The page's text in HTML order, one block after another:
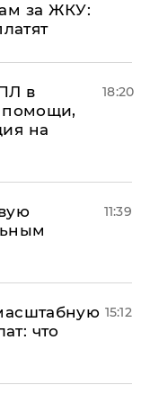
за ЖКУ:
в
помощи,
на
18:20
11:39
что
15:12